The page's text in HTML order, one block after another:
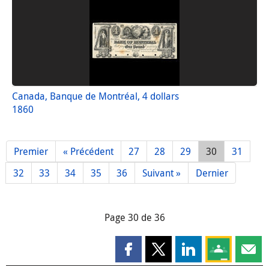
Canada, Banque de Montréal, 4 dollars
1860
Premier « Précédent 27 28 29 30
31
32
33 34 35 36 Suivant » Dernier
Page 30 de 36
Partager cette page sur
Partager cette page sur X
Partager cette
Partagez